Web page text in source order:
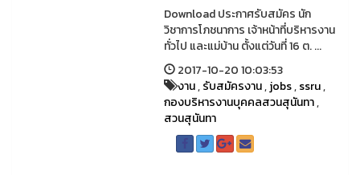
Download ประกาศรับสมัคร นัก
วิชาการโภชนาการ เจ้าหน้าที่บริหารงาน
ทั่วไป และแม่บ้าน ตั้งแต่วันที่ 16 ต. ...
2017-10-20 10:03:53
งาน,รับสมัครงาน,jobs,ssru,
กองบริหารงานบุคคลสวนสุนันทา,
สวนสุนันทา